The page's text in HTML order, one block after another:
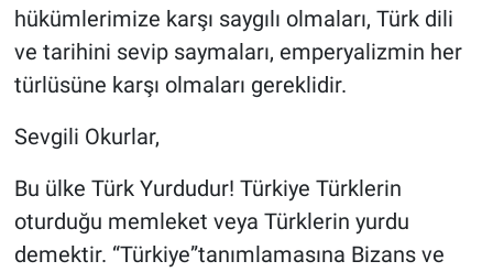
hükümlerimize karşı saygılı olmaları, Türk dili
ve tarihini sevip saymaları, emperyalizmin her
türlüsüne karşı olmaları gereklidir.
Sevgili Okurlar,
Bu ülke Türk Yurdudur! Türkiye Türklerin
oturduğu memleket veya Türklerin yurdu
demektir. “Türkiye”tanımlamasına Bizans ve